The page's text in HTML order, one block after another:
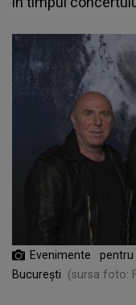
Evenimente
București
(sursa foto: